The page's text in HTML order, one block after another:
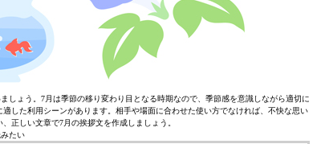
ょう。7月は季節の移り変わり目となる時期なので、季節感を意識しながら適切に
した利用シーンがあります。相手や場面に合わせた使い方でなければ、不快な思い
正しい文章で7月の挨拶文を作成しましょう。
たい